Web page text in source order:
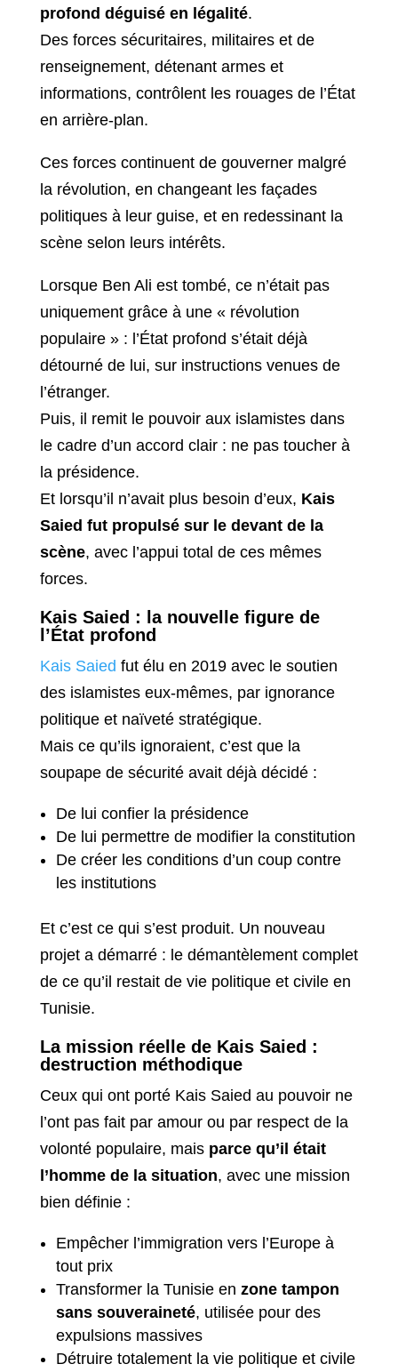
profond déguisé en légalité.
Des forces sécuritaires, militaires et de
renseignement, détenant armes et
informations, contrôlent les rouages de l’État
en arrière-plan.
Ces forces continuent de gouverner malgré
la révolution, en changeant les façades
politiques à leur guise, et en redessinant la
scène selon leurs intérêts.
Lorsque Ben Ali est tombé, ce n’était pas
uniquement grâce à une « révolution
populaire » : l’État profond s’était déjà
détourné de lui, sur instructions venues de
l’étranger.
Puis, il remit le pouvoir aux islamistes dans
le cadre d’un accord clair : ne pas toucher à
la présidence.
Et lorsqu’il n’avait plus besoin d’eux, Kais
Saied fut propulsé sur le devant de la
scène, avec l’appui total de ces mêmes
forces.
Kais Saied : la nouvelle figure de
l’État profond
Kais Saied fut élu en 2019 avec le soutien
des islamistes eux-mêmes, par ignorance
politique et naïveté stratégique.
Mais ce qu’ils ignoraient, c’est que la
soupape de sécurité avait déjà décidé :
De lui confier la présidence
De lui permettre de modifier la constitution
De créer les conditions d’un coup contre
les institutions
Et c’est ce qui s’est produit. Un nouveau
projet a démarré : le démantèlement complet
de ce qu’il restait de vie politique et civile en
Tunisie.
La mission réelle de Kais Saied :
destruction méthodique
Ceux qui ont porté Kais Saied au pouvoir ne
l’ont pas fait par amour ou par respect de la
volonté populaire, mais parce qu’il était
l’homme de la situation, avec une mission
bien définie :
Empêcher l’immigration vers l’Europe à
tout prix
Transformer la Tunisie en zone tampon
sans souveraineté, utilisée pour des
expulsions massives
Détruire totalement la vie politique et civile